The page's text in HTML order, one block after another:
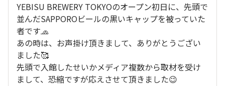
YEBISU BREWERY TOKYOのオープン初日に、先頭で
並んだSAPPOROビールの黒いキャップを被っていた
者です🧢
あの時は、お声掛け頂きまして、ありがとうござい
ました🥰
先頭で入館したせいかメディア複数から取材を受け
まして、恐縮ですが応えさせて頂きました😉